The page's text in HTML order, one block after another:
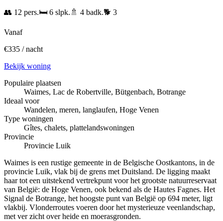
👥 12 pers.🛏️ 6 slpk. 🚿 4 badk.🐕 3
Vanaf
€335 / nacht
Bekijk woning
Populaire plaatsen
Waimes, Lac de Robertville, Bütgenbach, Botrange
Ideaal voor
Wandelen, meren, langlaufen, Hoge Venen
Type woningen
Gîtes, chalets, plattelandswoningen
Provincie
Provincie Luik
Waimes is een rustige gemeente in de Belgische Oostkantons, in de
provincie Luik, vlak bij de grens met Duitsland. De ligging maakt
haar tot een uitstekend vertrekpunt voor het grootste natuurreservaat
van België: de Hoge Venen, ook bekend als de Hautes Fagnes. Het
Signal de Botrange, het hoogste punt van België op 694 meter, ligt
vlakbij. Vlonderroutes voeren door het mysterieuze veenlandschap,
met ver zicht over heide en moerasgronden.